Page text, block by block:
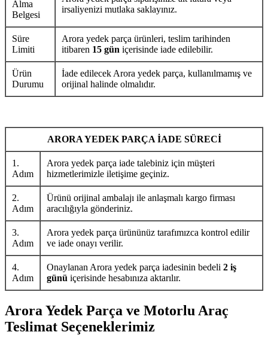
Alma
Belgesi
irsaliyenizi mutlaka saklayınız.
Süre
Limiti
Arora yedek parça ürünleri, teslim tarihinden
itibaren 15 gün içerisinde iade edilebilir.
Ürün
Durumu
İade edilecek Arora yedek parça, kullanılmamış ve
orijinal halinde olmalıdır.
ARORA YEDEK PARÇA İADE SÜRECİ
1.
Adım
Arora yedek parça iade talebiniz için müşteri
hizmetlerimizle iletişime geçiniz.
2.
Adım
Ürünü orijinal ambalajı ile anlaşmalı kargo firması
aracılığıyla gönderiniz.
3.
Adım
Arora yedek parça ürününüz tarafımızca kontrol edilir
ve iade onayı verilir.
4.
Adım
Onaylanan Arora yedek parça iadesinin bedeli 2 iş
günü içerisinde hesabınıza aktarılır.
Arora Yedek Parça ve Motorlu Araç
Teslimat Seçeneklerimiz